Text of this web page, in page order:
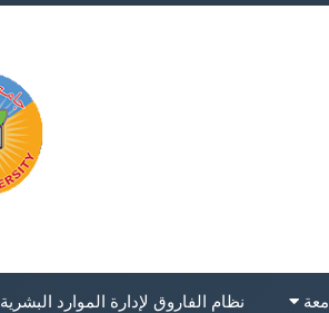
نظام الفاروق لإدارة الموارد البشرية